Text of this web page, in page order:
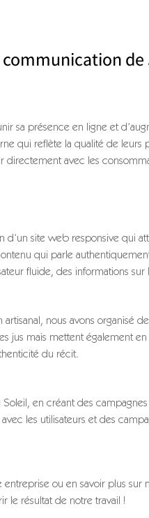
de
sa présence en ligne et
qui reflète la qualité de
avec les
site web responsive qui
qui parle
fluide, des informations
nous avons organisé
jus mais mettent également
du récit.
en créant des
les utilisateurs et des
ou en savoir plus sur
le résultat de notre travail !